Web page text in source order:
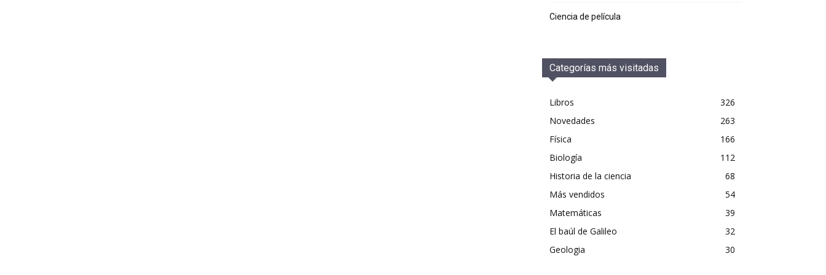
Ciencia de película
Categorías más visitadas
Libros
326
Novedades
263
Física
166
Biología
112
Historia de la ciencia
68
Más vendidos
54
Matemáticas
39
El baúl de Galileo
32
Geologia
30